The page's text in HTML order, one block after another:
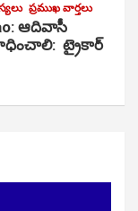
ప్రముఖ వార్తలు
ఆదివాసీ
ట్రైకార్